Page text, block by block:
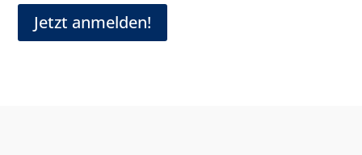
Jetzt anmelden!